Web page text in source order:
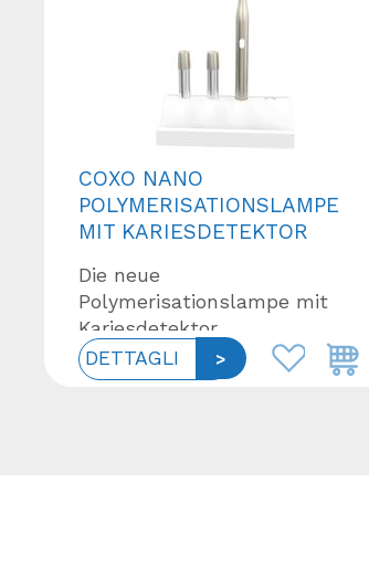
COXO NANO
POLYMERISATIONSLAMPE
MIT KARIESDETEKTOR
Die neue
Polymerisationslampe mit
Kariesdetektor.
Produktbezeichnung: DB686
Nano elegante Handhabung
DETTAGLI